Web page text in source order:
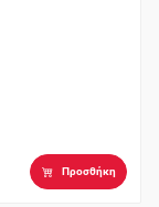
Προσθήκη